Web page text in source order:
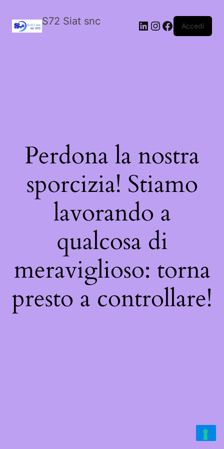
S72 Siat snc LinkedIn
Instagram
Facebook
Accedi
Perdona la nostra
sporcizia! Stiamo
lavorando a
qualcosa di
meraviglioso: torna
presto a controllare!